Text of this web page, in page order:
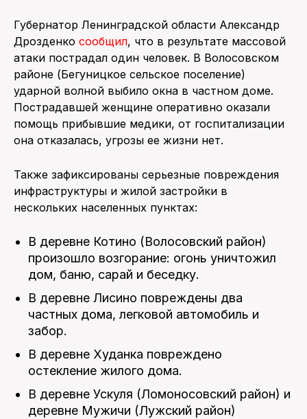
Губернатор Ленинградской области Александр
Дрозденко сообщил, что в результате массовой
атаки пострадал один человек. В Волосовском
районе (Бегуницкое сельское поселение)
ударной волной выбило окна в частном доме.
Пострадавшей женщине оперативно оказали
помощь прибывшие медики, от госпитализации
она отказалась, угрозы ее жизни нет.
Также зафиксированы серьезные повреждения
инфраструктуры и жилой застройки в
нескольких населенных пунктах:
В деревне Котино (Волосовский район)
произошло возгорание: огонь уничтожил
дом, баню, сарай и беседку.
В деревне Лисино повреждены два
частных дома, легковой автомобиль и
забор.
В деревне Худанка повреждено
остекление жилого дома.
В деревне Ускуля (Ломоносовский район) и
деревне Мужичи (Лужский район)